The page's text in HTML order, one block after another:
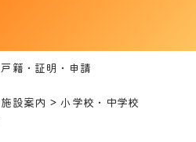
戸籍・証明・申請
施設案内
小学校・中学校